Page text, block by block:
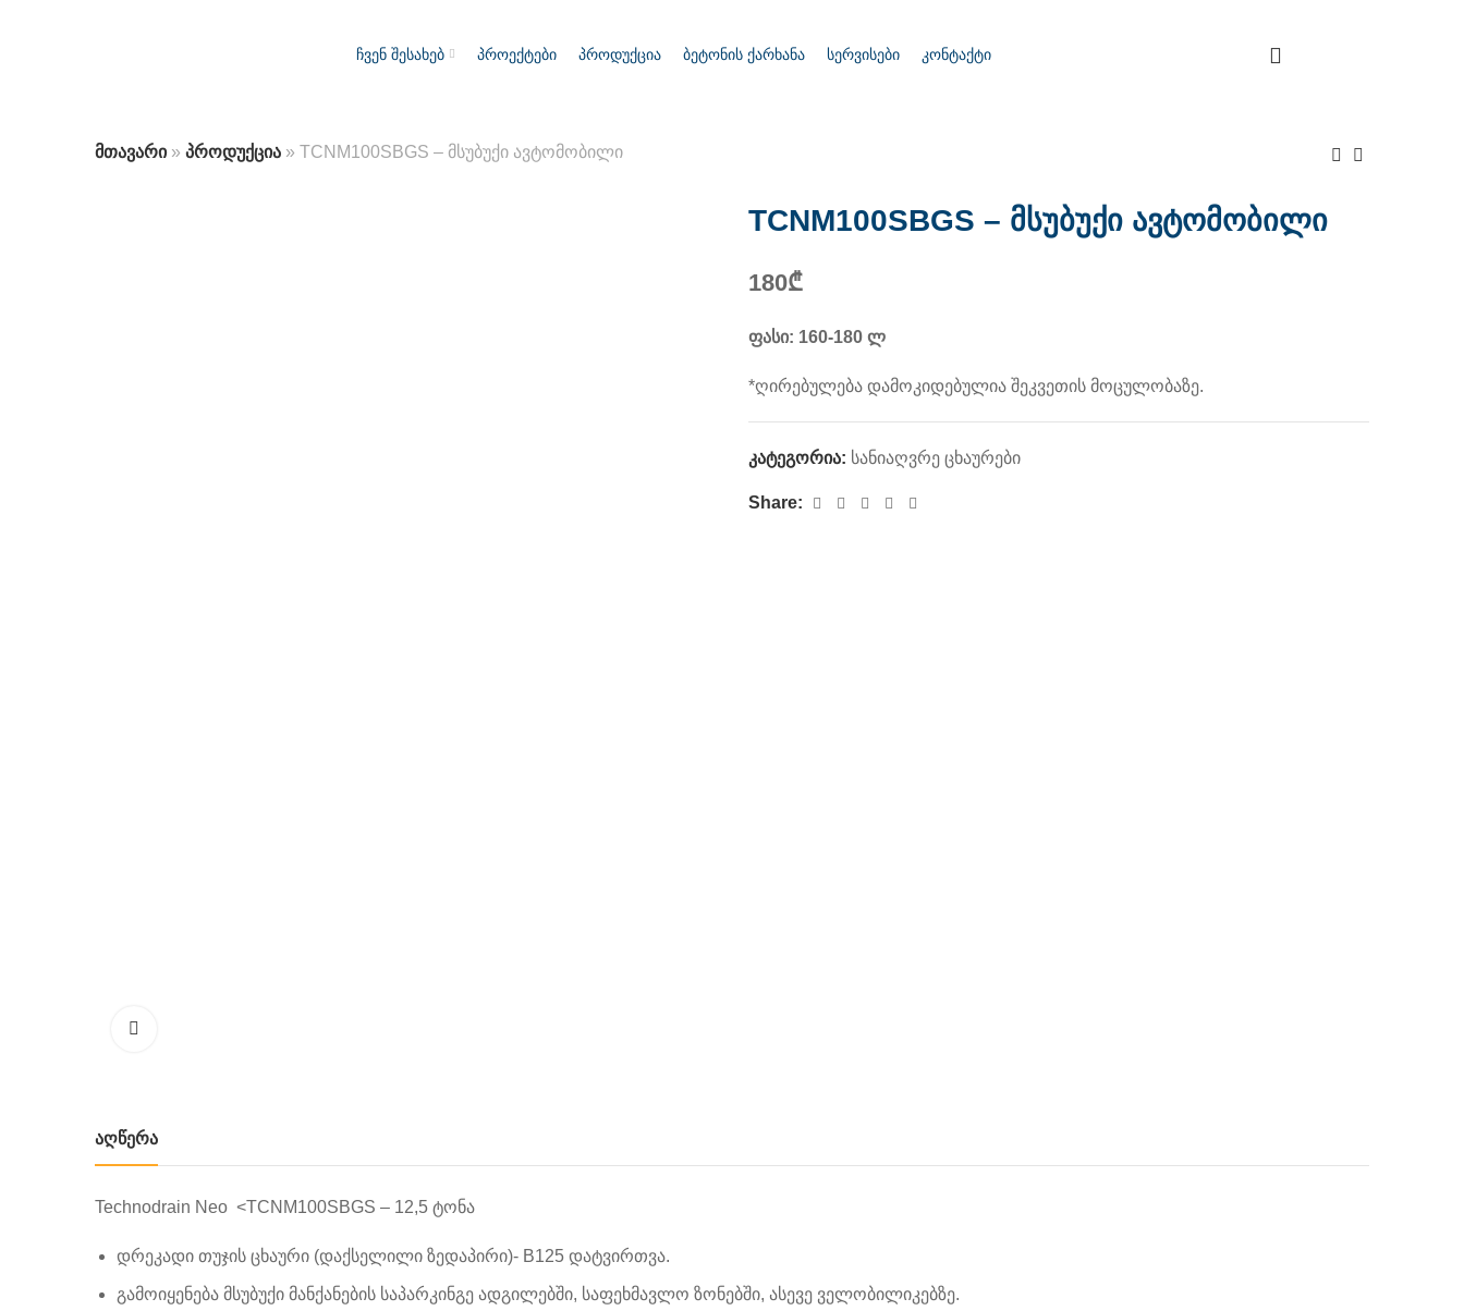
ჩვენ შესახებ პროექტები პროდუქცია ბეტონის ქარხანა სერვისები კონტაქტი
მთავარი» პროდუქცია » TCNM100SBGS – მსუბუქი ავტომობილი
TCNM100SBGS – მსუბუქი ავტომობილი
180₾
ფასი: 160-180 ლ
*ღირებულება დამოკიდებულია შეკვეთის მოცულობაზე.
კატეგორია: სანიაღვრე ცხაურები
Share:
ᲐᲦᲬᲔᲠᲐ
Technodrain Neo <TCNM100SBGS – 12,5 ტონა
დრეკადი თუჯის ცხაური (დაქსელილი ზედაპირი)- B125 დატვირთვა.
გამოიყენება მსუბუქი მანქანების საპარკინგე ადგილებში, საფეხმავლო ზონებში, ასევე ველობილიკებზე.